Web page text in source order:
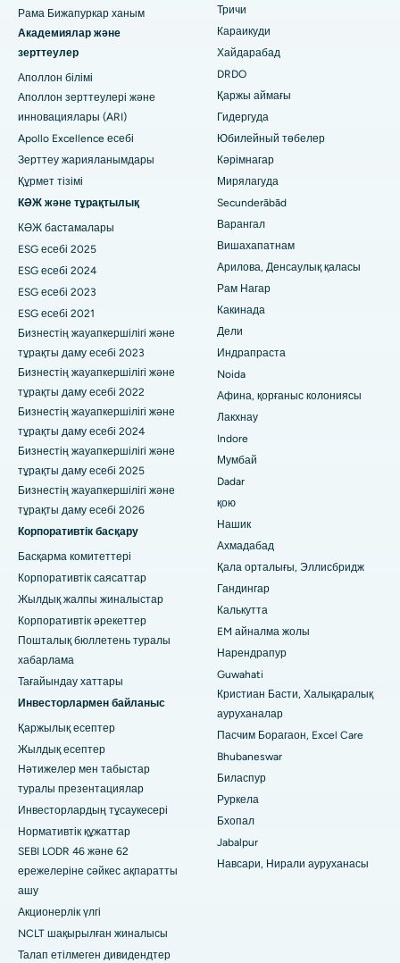
Бхубанешвардағы 15-бөлімшедегі ең үздік аурухана
Биласпурдағы Сипат жолындағы ең жақсы аурухана
Ахмедабадтағы Эллисбридждегі ең үздік аурухана
DRDO, Хайдарабадтағы ең үздік аурухана
Гувахати штатындағы GS Road қаласындағы ең үздік
Хайдарабадтағы Хайдарабадтағы ең үздік аурухана
Виджай Нагардағы, Индордағы ең үздік аурухана
Сурьяраопета негізгі жолындағы, Какинададағы ең жақсы
аурухана
Канал айналма жолындағы ең жақсы аурухана, Калькутта
Белапур, Нави Мумбайдағы ең үздік аурухана
Панчаватидегі, Нашиктегі ең үздік аурухана
Хайдарабадтағы, Секундерабадтағы ең жақсы аурухана
Сешадрипурамдағы ең жақсы аурухана, Бангалор
Уолтаир Мейн Роудтағы, Вишакхапатнамдағы ең жақсы
аурухана
Субхаш Нагар жолындағы ең жақсы аурухана, Каримнагар
Манагаридегі ең жақсы аурухана, Карайкуди
Арепаллидегі, Варангалдағы ең жақсы аурухана
Бхопалдағы Арера колониясындағы ең үздік аурухана
Джайнагардағы ең жақсы аурухана, Бангалор
Мадурайдағы, КК Нагардағы ең жақсы аурухана
Рамджи Нагардағы ең жақсы аурухана, Неллор
19-сектордағы ең жақсы аурухана, Руркела
Пунадағы Сваргейттегі ең үздік аурухана
Оңтүстік Делидегі ең үздік әйелдер онкологиялық
ауруханасы
Брахитерапия
колоноскопия
Deep Brain Stimulation
Перитонеальді диализ
Паратиреодэктомия
Циторедуктивті хирургия
Керамикалық толық тізе ауыстыру
ERCP
Рама Бижапуркар ханым
Академиялар және
зерттеулер
Аполлон білімі
Аполлон зерттеулері және
инновациялары (ARI)
Apollo Excellence есебі
Зерттеу жарияланымдары
Құрмет тізімі
КӘЖ және тұрақтылық
КӘЖ бастамалары
ESG есебі 2025
ESG есебі 2024
ESG есебі 2023
ESG есебі 2021
Бизнестің жауапкершілігі және
тұрақты даму есебі 2023
Бизнестің жауапкершілігі және
тұрақты даму есебі 2022
Бизнестің жауапкершілігі және
тұрақты даму есебі 2024
Бизнестің жауапкершілігі және
тұрақты даму есебі 2025
Бизнестің жауапкершілігі және
тұрақты даму есебі 2026
Корпоративтік басқару
Басқарма комитеттері
Корпоративтік саясаттар
Жылдық жалпы жиналыстар
Корпоративтік әрекеттер
Пошталық бюллетень туралы
хабарлама
Тағайындау хаттары
Инвесторлармен байланыс
Қаржылық есептер
Жылдық есептер
Нәтижелер мен табыстар
туралы презентациялар
Инвесторлардың тұсаукесері
Нормативтік құжаттар
SEBI LODR 46 және 62
ережелеріне сәйкес ақпаратты
ашу
Акционерлік үлгі
NCLT шақырылған жиналысы
Талап етілмеген дивидендтер
Тричи
Караикуди
Хайдарабад
DRDO
Қаржы аймағы
Гидергуда
Юбилейный төбелер
Кәрімнагар
Мирялагуда
Secunderābād
Варангал
Вишахапатнам
Арилова, Денсаулық қаласы
Рам Нагар
Какинада
Дели
Индрапраста
Noida
Афина, қорғаныс колониясы
Лакхнау
Indore
Мумбай
Dadar
қою
Нашик
Ахмадабад
Қала орталығы, Эллисбридж
Гандингар
Калькутта
EM айналма жолы
Нарендрапур
Guwahati
Кристиан Басти, Халықаралық
ауруханалар
Пасчим Борагаон, Excel Care
Bhubaneswar
Биласпур
Руркела
Бхопал
Jabalpur
Навсари, Нирали ауруханасы